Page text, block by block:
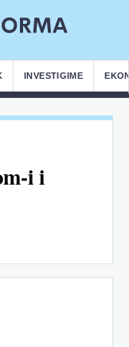
INVESTIGIME
i i